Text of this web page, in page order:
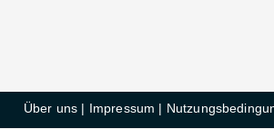
Über uns | Impressum |